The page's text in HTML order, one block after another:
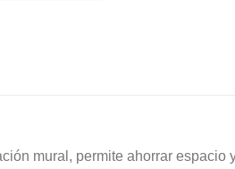
mural, permite ahorrar espacio